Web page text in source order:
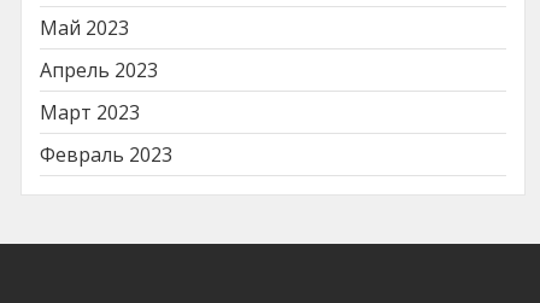
Май 2023
Апрель 2023
Март 2023
Февраль 2023